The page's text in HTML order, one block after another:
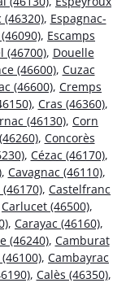
(46320), Espagnac-
, Escamps
(46700), Douelle
(46600), Cuzac
(46600), Cremps
, Cras (46360),
(46130), Corn
, Concorès
, Cézac (46170),
, Cavagnac (46110),
, Castelfranc
Carlucet (46500),
, Carayac (46160),
(46240), Camburat
, Cambayrac
, Calès (46350),